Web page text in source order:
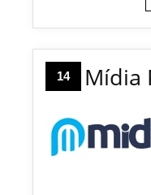
14 Mídia